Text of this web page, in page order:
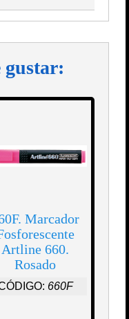
gustar:
Marcador
Artline 660.
Rosado
660F